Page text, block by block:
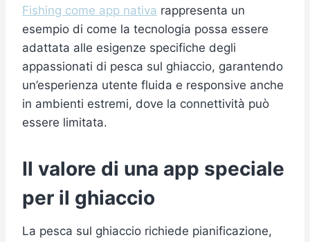
Fishing come app nativa rappresenta un
esempio di come la tecnologia possa essere
adattata alle esigenze specifiche degli
appassionati di pesca sul ghiaccio, garantendo
un’esperienza utente fluida e responsive anche
in ambienti estremi, dove la connettività può
essere limitata.
Il valore di una app speciale
per il ghiaccio
La pesca sul ghiaccio richiede pianificazione,